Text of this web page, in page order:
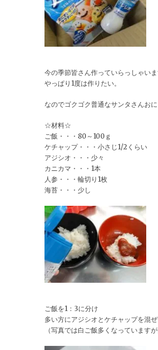
今の季節皆さん作っていらっしゃい
やっぱり1度は作りたい。
なのでゴクゴク普通なサンタさんおに
☆材料☆
ご飯・・・80～100ｇ
ケチャップ・・・小さじ1/2くらい
アジシオ・・・少々
カニカマ・・・1本
人参・・・輪切り1枚
海苔・・・少し
ご飯を1：3に分け
多い方にアジシオとケチャップを混ぜ
（写真では白ご飯多くなっています